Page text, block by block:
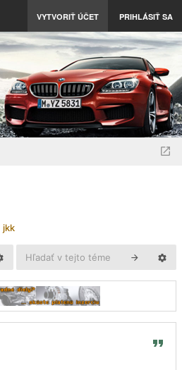
VYTVORIŤ ÚČET PRIHLÁSIŤ SA
jkk